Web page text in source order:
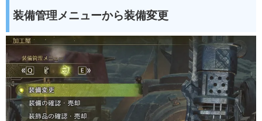
装備管理メニューから装備変更